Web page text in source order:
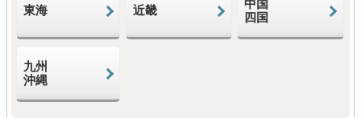
東海 近畿
中国
四国
九州
沖縄